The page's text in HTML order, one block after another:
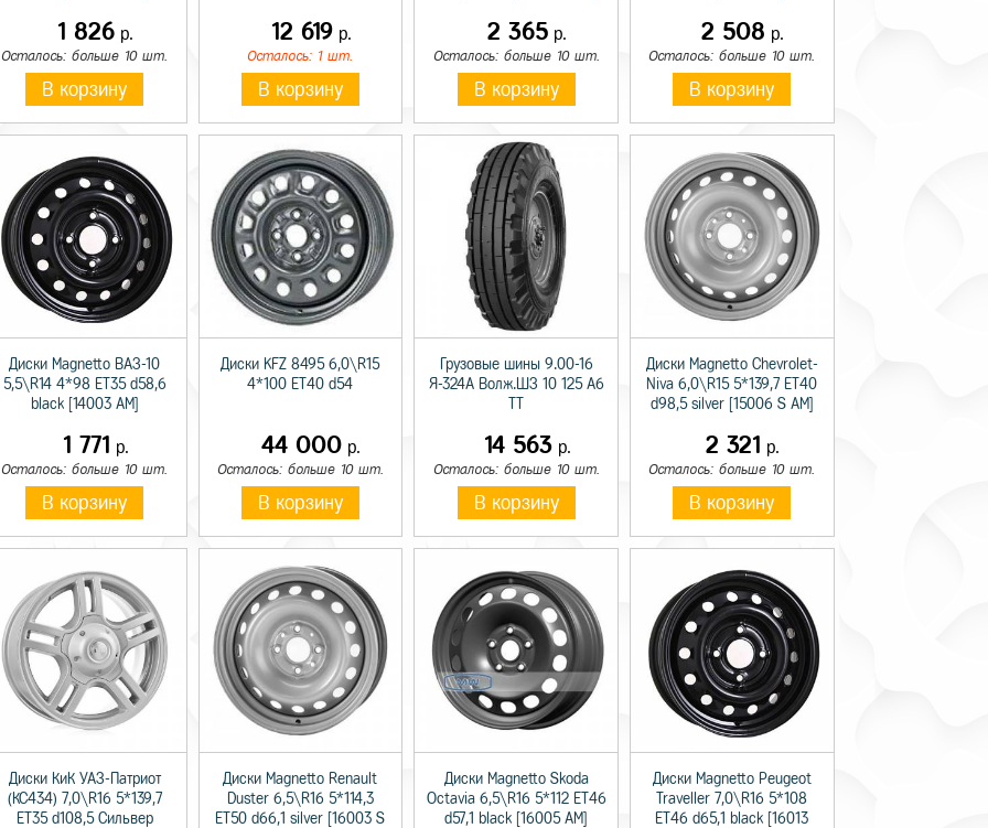
1 826 р.
Осталось: больше 10 шт.
В корзину
12 619р.
Осталось: 1 шт.
В корзину
2 365 р.
Осталось: больше 10 шт.
В корзину
2 508 р.
Осталось: больше 10 шт.
В корзину
Диски Magnetto ВАЗ-10
5,5\R14 4*98 ET35 d58,6
black [14003 AM]
1 771 р.
Осталось: больше 10 шт.
В корзину
Диски KFZ 8495 6,0\R15
4*100 ET40 d54
44 000 р.
Осталось: больше 10 шт.
В корзину
Грузовые шины 9.00-16
Я-324А Волж.ШЗ 10 125 A6
14 563р.
Осталось: больше 10 шт.
В корзину
Диски Magnetto Chevrolet-
Niva 6,0\R15 5*139,7 ET40
d98,5 silver [15006 S AM]
2 321 р.
Осталось: больше 10 шт.
В корзину
Диски КиК УАЗ-Патриот
(КС434) 7,0\R16 5*139,7
ET35 d108,5 Сильвер
Диски Magnetto Renault
Duster 6,5\R16 5*114,3
ET50 d66,1 silver [16003 S
Диски Magnetto Skoda
Octavia 6,5\R16 5*112 ET46
d57,1 black [16005 AM]
Диски Magnetto Peugeot
Traveller 7,0\R16 5*108
ET46 d65,1 black [16013